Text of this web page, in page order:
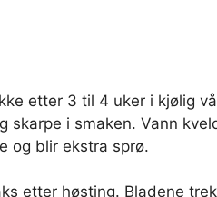
etter 3 til 4 uker i kjølig
skarpe i smaken. Vann
og blir ekstra sprø.
etter høsting. Bladene